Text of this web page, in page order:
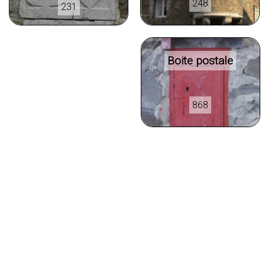
231 248
Boite postale
868